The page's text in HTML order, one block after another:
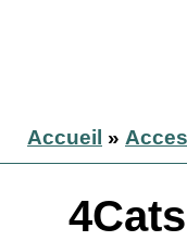
Accueil »